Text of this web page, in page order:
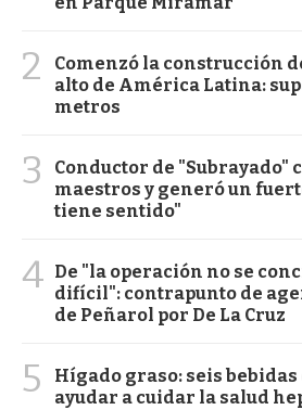
2
Comenzó la construcción
alto de América Latina:
metros
3
Conductor de "Subrayado"
maestros y generó un
tiene sentido"
4 De "la operación no se
difícil": contrapunto de
de Peñarol por De La Cruz
5
Hígado graso: seis bebidas
ayudar a cuidar la salud